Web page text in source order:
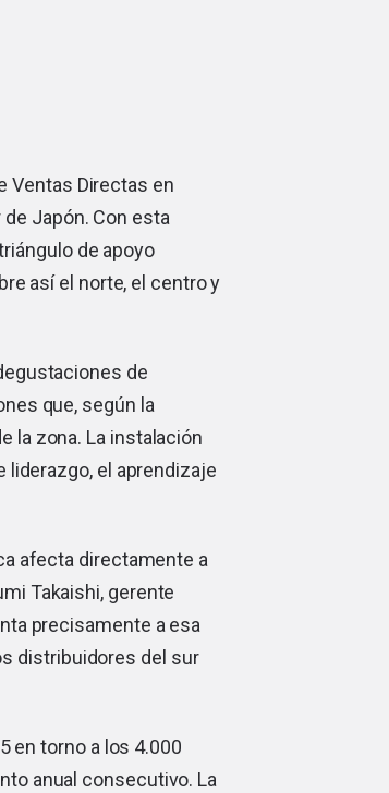
Ventas Directas en
de Japón. Con esta
de apoyo
así el norte, el centro y
de
que, según la
la zona. La instalación
liderazgo, el aprendizaje
afecta directamente a
Takaishi, gerente
precisamente a esa
distribuidores del sur
en torno a los 4.000
anual consecutivo. La